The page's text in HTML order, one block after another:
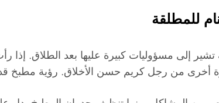
للمطلقة
إلى مسؤوليات كبيرة عليها بعد الطلاق.
أخرى من رجل كريم حسن الأخلاق. رؤية مطبخ